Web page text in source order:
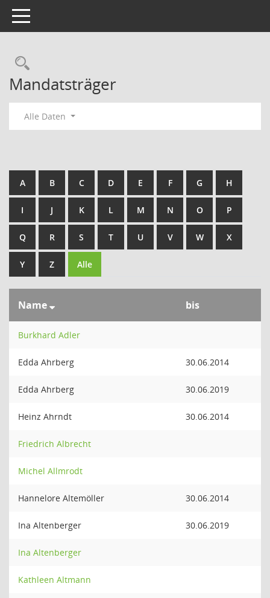
Toggle navigation
Rechercheauswahl
Mandatsträger
Alle Daten
A B C D E F G H
I J K L M N O P
Q R S T U V W X
Y Z Alle
Name bis
Burkhard Adler
Edda Ahrberg 30.06.2014
Edda Ahrberg 30.06.2019
Heinz Ahrndt 30.06.2014
Friedrich Albrecht
Michel Allmrodt
Hannelore Altemöller 30.06.2014
Ina Altenberger 30.06.2019
Ina Altenberger
Kathleen Altmann